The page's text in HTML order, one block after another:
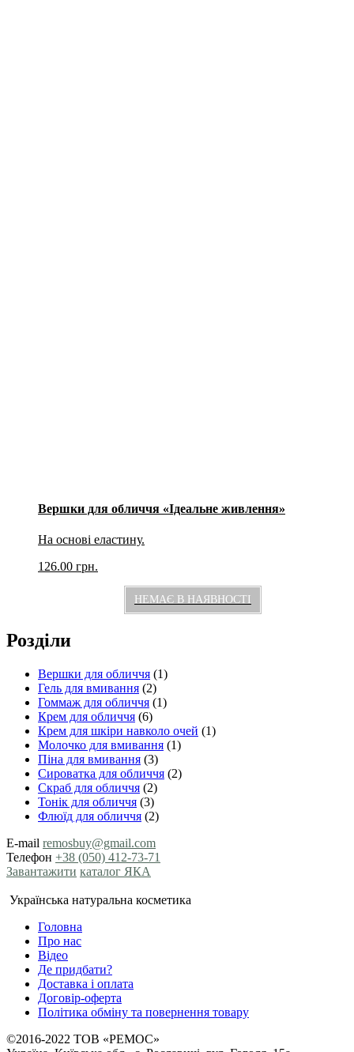
Вершки для обличчя «Iдеальне живлення»
На основі еластину.
126.00 грн.
НЕМАЄ В НАЯВНОСТІ
Розділи
Вершки для обличчя (1)
Гель для вмивання (2)
Гоммаж для обличчя (1)
Крем для обличчя (6)
Крем для шкіри навколо очей (1)
Молочко для вмивання (1)
Піна для вмивання (3)
Сироватка для обличчя (2)
Скраб для обличчя (2)
Тонік для обличчя (3)
Флюїд для обличчя (2)
E-mail remosbuy@gmail.com
Телефон +38 (050) 412-73-71
Завантажити каталог ЯКА
Українська натуральна косметика
Головна
Про нас
Відео
Де придбати?
Доставка і оплата
Договір-оферта
Політика обміну та повернення товару
©2016-2022 ТОВ «РЕМОС»